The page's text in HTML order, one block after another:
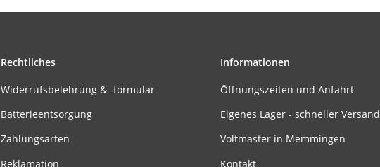
Rechtliches
Widerrufsbelehrung & -formular
Batterieentsorgung
Zahlungsarten
Reklamation
Informationen
Öffnungszeiten und Anfahrt
Eigenes Lager - schneller Versand
Voltmaster in Memmingen
Kontakt